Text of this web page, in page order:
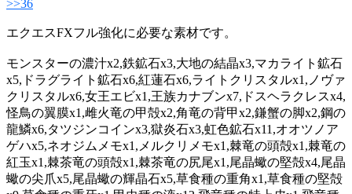
>>36
エクエスFXフル強化に必要な素材です。
モンスターの濃汁x2,鉄鉱石x3,大地の結晶x3,マカライト鉱石
x5,ドラグライト鉱石x6,紅蓮石x6,ライトクリスタルx1,ノヴァ
クリスタルx6,女王エビx1,王族カナブンx7,ドスヘラクレスx4,
怪鳥の翼膜x1,雌火竜の甲殻x2,角竜の背甲x2,鎌蟹の脚x2,鋼の
龍鱗x6,タツジンコインx3,獄炎石x3,虹色鉱石x11,オオツノア
ゲハx5,ネオジムメモx1,メルクリメモx1,棘竜の頭殻x1,棘竜の
紅玉x1,棘茶竜の頭殻x1,棘茶竜の尻尾x1,尾晶蠍の堅殻x4,尾晶
蠍の尖爪x5,尾晶蠍の輝晶石x5,草食種の重角x1,草食種の堅殻